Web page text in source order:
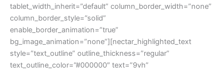
tablet_width_inherit=”default” column_border_width=”none”
column_border_style=”solid”
enable_border_animation=”true”
bg_image_animation=”none”][nectar_highlighted_text
style=”text_outline” outline_thickness=”regular”
text_outline_color=”#000000″ text=”9vh”